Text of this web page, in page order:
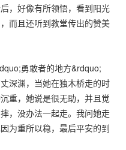
，好像有所领悟，看到阳光
而且还听到教堂传出的赞美
勇敢者的地方&rdquo;
深渊，当她在独木桥走的时
重，她说是很无助，并且觉
，没办法一起走。我问她走
为重所以稳，最后平安的到